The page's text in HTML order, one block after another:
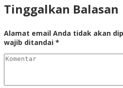
Tinggalkan Balasan
Alamat email Anda tidak akan
wajib ditandai *